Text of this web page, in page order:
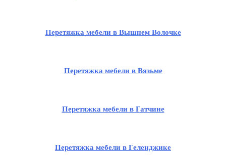
Перетяжка мебели в Вышнем Волочке
Перетяжка мебели в Вязьме
Перетяжка мебели в Гатчине
Перетяжка мебели в Геленджике